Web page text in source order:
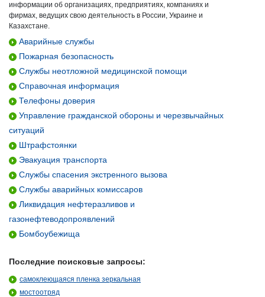
информации об организациях, предприятиях, компаниях и
фирмах, ведущих свою деятельность в России, Украине и
Казахстане.
Аварийные службы
Пожарная безопасность
Службы неотложной медицинской помощи
Справочная информация
Телефоны доверия
Управление гражданской обороны и черезвычайных
ситуаций
Штрафстоянки
Эвакуация транспорта
Службы спасения экстренного вызова
Службы аварийных комиссаров
Ликвидация нефтеразливов и
газонефтеводопроявлений
Бомбоубежища
Последние поисковые запросы:
самоклеющаяся пленка зеркальная
мостоотряд